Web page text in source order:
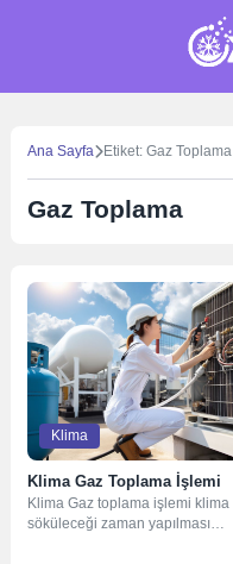
Ana Sayfa Etiket: Gaz Toplama
Gaz Toplama
Klima
Klima Gaz Toplama İşlemi
Klima Gaz toplama işlemi klima
söküleceği zaman yapılması